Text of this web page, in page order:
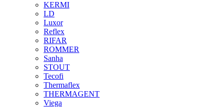
KERMI
LD
Luxor
Reflex
RIFAR
ROMMER
Sanha
STOUT
Tecofi
Thermaflex
THERMAGENT
Viega